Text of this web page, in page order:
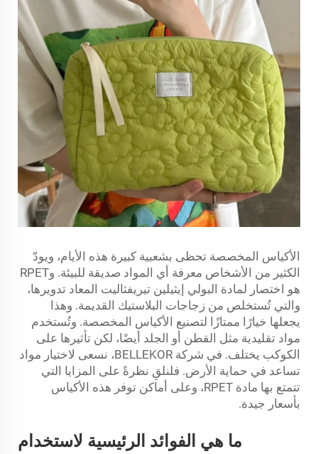
الأكياس المخصصة تحظى بشعبية كبيرة هذه الأيام، ويودّ
الكثير من الأشخاص معرفة أي المواد صديقة للبيئة. وRPET
هو اختصار لمادة البولي إيثيلين تيريفثاليت المعاد تدويرها،
والتي تُستخلص من زجاجات البلاستيك القديمة. وهذا
يجعلها خيارًا ممتازًا لتصنيع الأكياس المخصصة. وتُستخدم
مواد تقليدية مثل القطن أو الجلد أيضًا، لكن تأثيرها على
الكوكب يختلف. في شركة BELLEKOR، نسعى لاختيار مواد
تساعد في حماية الأرض. فلنلقِ نظرةً على المزايا التي
تتمتع بها مادة RPET، وعلى أماكن توفر هذه الأكياس
بأسعار جيدة.
ما هي الفوائد الرئيسية لاستخدام